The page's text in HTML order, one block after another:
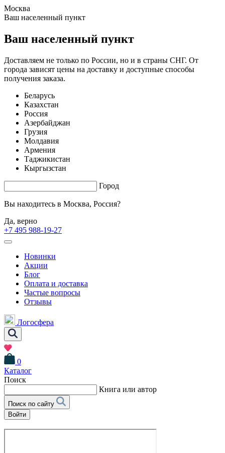
Москва
Ваш населенный пункт
Ваш населенный пункт
Доставляем не только по России, но и в страны СНГ. От
города зависят цены на доставку и доступные способы
получения заказа.
Беларусь
Казахстан
Россия
Азербайджан
Грузия
Молдавия
Армения
Таджикистан
Кыргызстан
Город
Вы находитесь в Москва, Россия?
Да, верно
+7 495 988-19-27
Новинки
Акции
Блог
Оплата и доставка
Частые вопросы
Отзывы
Логосфера
0
Каталог
Поиск
Книга или автор
Поиск по сайту
Войти